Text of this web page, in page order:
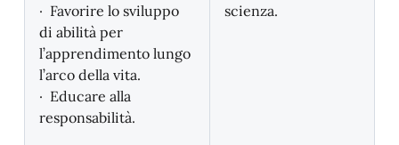
· Favorire lo sviluppo
di abilità per
l’apprendimento lungo
l’arco della vita.
· Educare alla
responsabilità.
scienza.